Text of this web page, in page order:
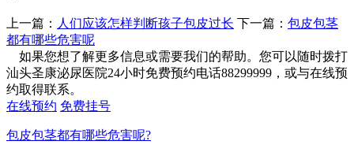
上一篇： 人们应该怎样判断孩子包皮过长 下一篇： 包皮包茎
都有哪些危害呢
如果您想了解更多信息或需要我们的帮助。您可以随时拨打
汕头圣康泌尿医院24小时免费预约电话88299999，或与在线预
约取得联系。
在线预约 免费挂号
包皮包茎都有哪些危害呢?